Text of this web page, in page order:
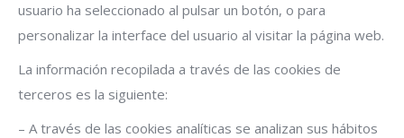
usuario ha seleccionado al pulsar un botón, o para
personalizar la interface del usuario al visitar la página web.
La información recopilada a través de las cookies de
terceros es la siguiente:
– A través de las cookies analíticas se analizan sus hábitos